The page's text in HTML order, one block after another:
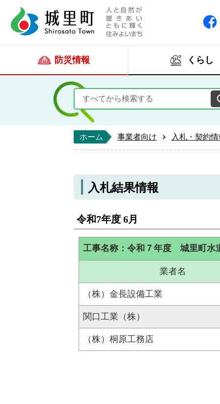
防災情報 くらし
ホーム 事業者向け 入札・契約
入札結果情報
令和7年度 6月
工事名称：令和７年度 城里町水
業者名
（株）金長設備工業
関口工業（株）
（株）桐原工務店